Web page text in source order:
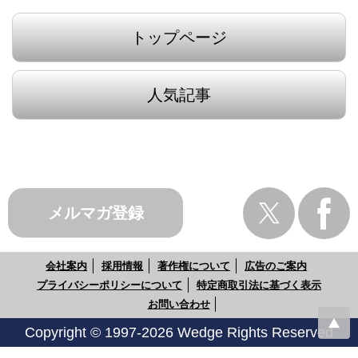
トップページ
人気記事
メルマガ登録
会社案内 採用情報 著作権について
広告のご案内
プライバシーポリシーについて
特定商取引法に基づく表示
お問い合わせ
Copyright © 1997-2026 Wedge Rights Reserved